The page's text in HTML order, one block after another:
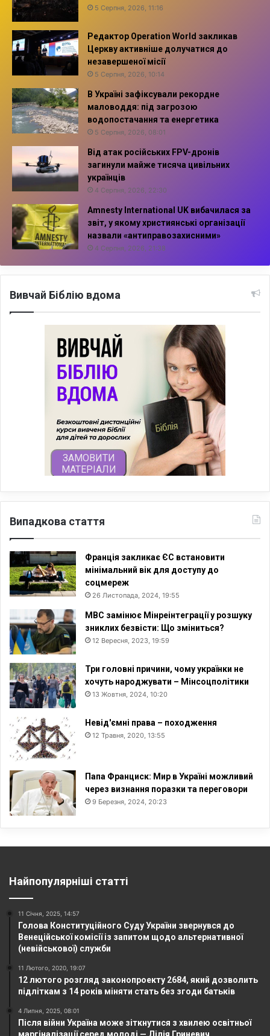
5 Серпня, 2026, 11:16
Редактор Operation World закликав
Церкву активніше долучатися до
незавершеної місії
5 Серпня, 2026, 10:14
В Україні зафіксували рекордне
маловоддя: під загрозою
водопостачання та енергетика
5 Серпня, 2026, 08:01
Від атак російських FPV-дронів
загинули майже тисяча цивільних
українців
4 Серпня, 2026, 22:30
Amnesty International UK вибачилася за
звіт, у якому християнські організації
назвали «антиправозахисними»
4 Серпня, 2026, 21:38
Вивчай Біблію вдома
Випадкова стаття
Франція закликає ЄС встановити
мінімальний вік для доступу до
соцмереж
26 Листопада, 2024, 19:55
МВС замінює Мінреінтеграції у розшуку
зниклих безвісти: Що зміниться?
12 Вересня, 2023, 19:59
Три головні причини, чому українки не
хочуть народжувати – Мінсоцполітики
13 Жовтня, 2024, 10:20
Невід'ємні права – походження
12 Травня, 2020, 13:55
Папа Франциск: Мир в Україні можливий
через визнання поразки та переговори
9 Березня, 2024, 20:23
Найпопулярніші статті
11 Січня, 2025, 14:57
Голова Конституційного Суду України звернувся до
Венеційської комісії із запитом щодо альтернативної
(невійськової) служби
11 Лютого, 2020, 19:07
12 лютого розгляд законопроекту 2684, який дозволить
підліткам з 14 років міняти стать без згоди батьків
4 Липня, 2025, 08:01
Після війни Україна може зіткнутися з хвилею освітньої
маргіналізації серед молоді — Лілія Гриневич